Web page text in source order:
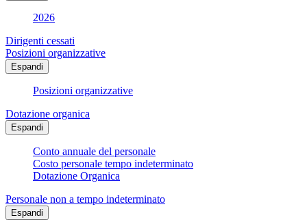
2026
Dirigenti cessati
Posizioni organizzative
Espandi
Posizioni organizzative
Dotazione organica
Espandi
Conto annuale del personale
Costo personale tempo indeterminato
Dotazione Organica
Personale non a tempo indeterminato
Espandi